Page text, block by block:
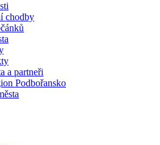
chodby
a partneři
Podbořansko